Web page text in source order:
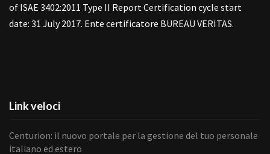
of ISAE 3402:2011 Type II Report Certification cycle start
date: 31 July 2017. Ente certificatore BUREAU VERITAS.
Link veloci
Centurion: il nuovo portale per la gestione del tuo personale
italiano ed estero